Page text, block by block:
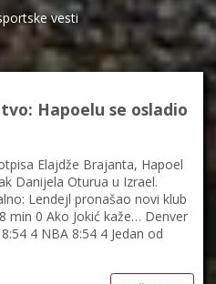
vesti
Hapoelu se osladio
Elajdže Brajanta, Hapoel
Danijela Oturua u Izrael.
Lendejl pronašao novi klub
min 0 Ako Jokić kaže… Denver
4 NBA 8:54 4 Jedan od